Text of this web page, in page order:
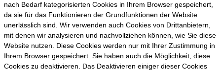
nach Bedarf kategorisierten Cookies in Ihrem Browser gespeichert,
da sie für das Funktionieren der Grundfunktionen der Website
unerlässlich sind. Wir verwenden auch Cookies von Drittanbietern,
mit denen wir analysieren und nachvollziehen können, wie Sie diese
Website nutzen. Diese Cookies werden nur mit Ihrer Zustimmung in
Ihrem Browser gespeichert. Sie haben auch die Möglichkeit, diese
Cookies zu deaktivieren. Das Deaktivieren einiger dieser Cookies